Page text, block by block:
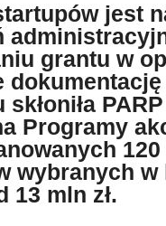
jest
grantu w
Programy
120
wybranych
13 mln zł.